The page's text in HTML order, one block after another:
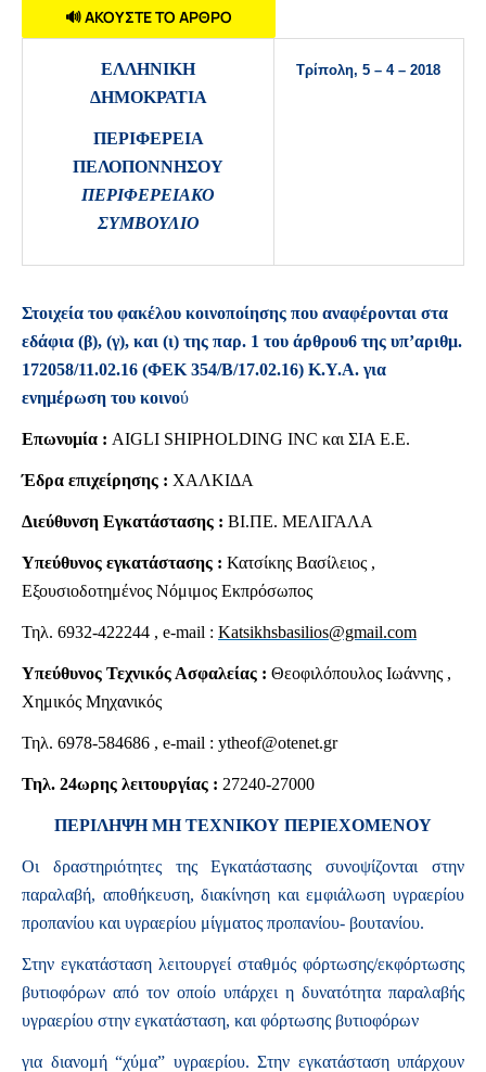
🔊 ΑΚΟΥΣΤΕ ΤΟ ΑΡΘΡΟ
ΕΛΛΗΝΙΚΗ
ΔΗΜΟΚΡΑΤΙΑ
ΠΕΡΙΦΕΡΕΙΑ
ΠΕΛΟΠΟΝΝΗΣΟΥ
ΠΕΡΙΦΕΡΕΙΑΚΟ
ΣΥΜΒΟΥΛΙΟ
Τρίπολη, 5 – 4 – 2018
Στοιχεία του φακέλου κοινοποίησης που αναφέρονται στα
εδάφια (β), (γ), και (ι) της παρ. 1 του άρθρου6 της υπ’αριθμ.
172058/11.02.16 (ΦΕΚ 354/Β/17.02.16) Κ.Υ.Α. για
ενημέρωση του κοινού
Επωνυμία : AIGLI SHIPHOLDING INC και ΣΙΑ Ε.Ε.
Έδρα επιχείρησης : ΧΑΛΚΙΔΑ
Διεύθυνση Εγκατάστασης : ΒΙ.ΠΕ. ΜΕΛΙΓΑΛΑ
Υπεύθυνος εγκατάστασης : Κατσίκης Βασίλειος ,
Εξουσιοδοτημένος Νόμιμος Εκπρόσωπος
Τηλ. 6932-422244 , e-mail : Katsikhsbasilios@gmail.com
Υπεύθυνος Τεχνικός Ασφαλείας : Θεοφιλόπουλος Ιωάννης ,
Χημικός Μηχανικός
Τηλ. 6978-584686 , e-mail : ytheof@otenet.gr
Τηλ. 24ωρης λειτουργίας : 27240-27000
ΠΕΡΙΛΗΨΗ ΜΗ ΤΕΧΝΙΚΟΥ ΠΕΡΙΕΧΟΜΕΝΟΥ
Οι δραστηριότητες της Εγκατάστασης συνοψίζονται στην
παραλαβή, αποθήκευση, διακίνηση και εμφιάλωση υγραερίου
προπανίου και υγραερίου μίγματος προπανίου- βουτανίου.
Στην εγκατάσταση λειτουργεί σταθμός φόρτωσης/εκφόρτωσης
βυτιοφόρων από τον οποίο υπάρχει η δυνατότητα παραλαβής
υγραερίου στην εγκατάσταση, και φόρτωσης βυτιοφόρων
για διανομή “χύμα” υγραερίου. Στην εγκατάσταση υπάρχουν